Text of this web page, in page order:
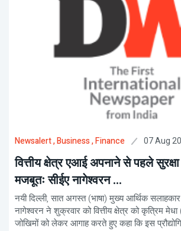
Newsalert, Business, Finance 07 Aug
वित्तीय क्षेत्र एआई अपनाने से पहले
मजबूतः सीईए नागेश्वरन ...
नयी दिल्ली, सात अगस्त (भाषा) मुख्य आर्थिक
नागेश्वरन ने शुक्रवार को वित्तीय क्षेत्र को कृत्रिम
जोखिमों को लेकर आगाह करते हुए कहा कि इस